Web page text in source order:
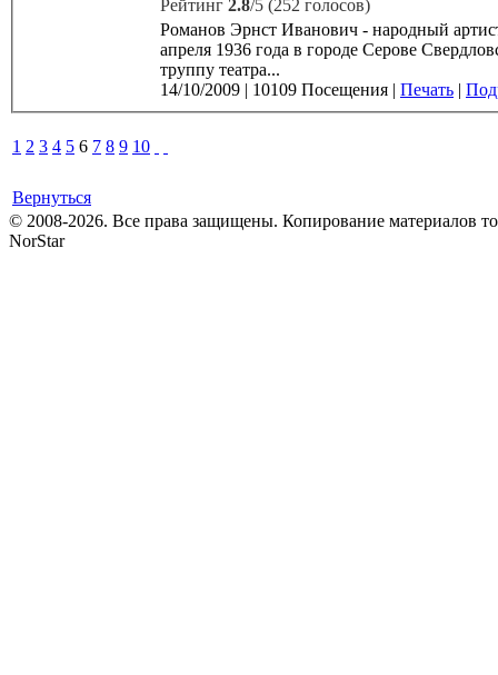
Рейтинг 2.8/5 (252 голосов)
Романов Эрнст Иванович - народный
апреля 1936 года в городе Серове Свердловской области. В 1957 году Эрнст Романов
труппу театра...
14/10/2009 | 10109 Посещения | Печать |
1 2 3 4 5 6 7 8 9 10
Вернуться
© 2008-2026. Все права защищены. Копирование материалов
NorStar